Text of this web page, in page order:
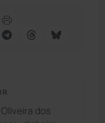
dos